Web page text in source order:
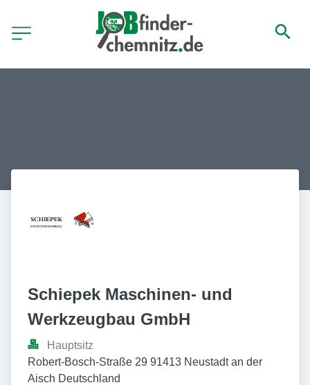
Schiepek Maschinen- und
Werkzeugbau GmbH
Hauptsitz
Robert-Bosch-Straße 29 91413 Neustadt an der
Aisch Deutschland